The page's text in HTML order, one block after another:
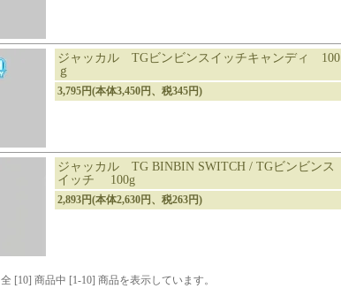
ジャッカル TGビンビンスイッチキャンディ 100
ｇ
3,795円(本体3,450円、税345円)
ジャッカル TG BINBIN SWITCH / TGビンビンス
イッチ 100g
2,893円(本体2,630円、税263円)
全 [10] 商品中 [1-10] 商品を表示しています。